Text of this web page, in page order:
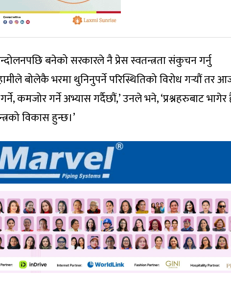
बनेको सरकारले नै प्रेस स्वतन्त्रता संकुचन गर्नु
बोलेकै भरमा थुनिनुपर्ने परिस्थितिको विरोध गर्‍यौं तर
कमजोर गर्ने अभ्यास गर्दैछौं,’ उनले भने, ‘प्रश्नहरुबाट
विकास हुन्छ।’